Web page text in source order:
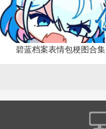
碧蓝档案表情包梗图合集